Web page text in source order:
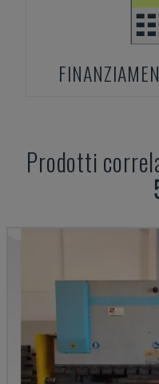
Prodotti